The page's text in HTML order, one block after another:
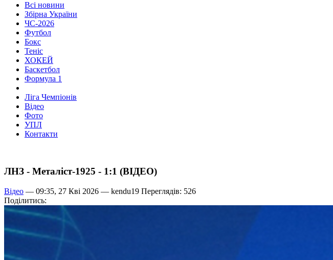
Всі новини
Збірна України
ЧС-2026
Футбол
Бокс
Теніс
ХОКЕЙ
Баскетбол
Формула 1
Ліга Чемпіонів
Відео
Фото
УПЛ
Контакти
ЛНЗ - Металіст-1925 - 1:1 (ВІДЕО)
Відео — 09:35, 27 Кві 2026 — kendu19 Переглядів: 526
Поділитись: